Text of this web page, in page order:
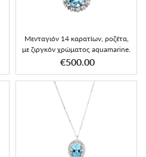
Μενταγιόν 14 καρατίων, ροζέτα,
με ζιργκόν χρώματος aquamarine.
€500.00